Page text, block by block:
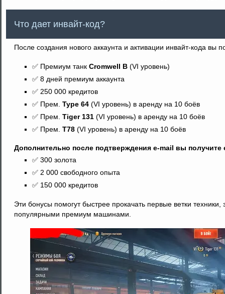
Что дает инвайт-код?
После создания нового аккаунта и активации инвайт-кода вы
✅ Премиум танк Cromwell B(VI уровень)
✅ 8 дней премиум аккаунта
✅ 250 000 кредитов
✅ Прем. Type 64(VI уровень) в аренду на 10 боёв
✅ Прем. Tiger 131(VI уровень) в аренду на 10 боёв
✅ Прем. T78(VI уровень) в аренду на 10 боёв
Дополнительно после подтверждения e-mail вы получите
✅ 300 золота
✅ 2 000 свободного опыта
✅ 150 000 кредитов
Эти бонусы помогут быстрее прокачать первые ветки
популярными премиум машинами.